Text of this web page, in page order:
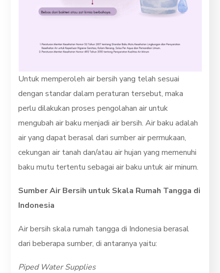
Untuk memperoleh air bersih yang telah sesuai
dengan standar dalam peraturan tersebut, maka
perlu dilakukan proses pengolahan air untuk
mengubah air baku menjadi air bersih. Air baku adalah
air yang dapat berasal dari sumber air permukaan,
cekungan air tanah dan/atau air hujan yang memenuhi
baku mutu tertentu sebagai air baku untuk air minum.
Sumber Air Bersih untuk Skala Rumah Tangga di
Indonesia
Air bersih skala rumah tangga di Indonesia berasal
dari beberapa sumber, di antaranya yaitu:
Piped Water Supplies